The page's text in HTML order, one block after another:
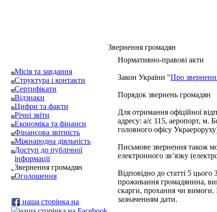
Місія та завдання
Структура і контакти
Сертифікати
Відзнаки
Цифри та факти
Річні звіти
Економіка та фінанси
Фінансова звітність
Міжнародна діяльність
Доступ до публічної
інформації
Звернення громадян
Оголошення
наша сторінка на
Звернення громадян
Нормативно-правові акти
Закон України "Про
Порядок звернень громадян
Для отримання офіційної
адресу: а/с 115, аеропорт, м.
головного офісу
Письмове звернення також
електронного зв’язку
Відповідно до статті 5 цього
проживання громадянина,
скарги, прохання чи вимоги.
зазначенням дати.